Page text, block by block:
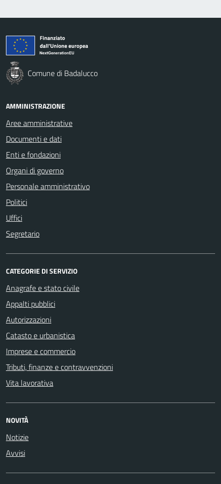
Comune di Badalucco
AMMINISTRAZIONE
Aree amministrative
Documenti e dati
Enti e fondazioni
Organi di governo
Personale amministrativo
Politici
Uffici
Segretario
CATEGORIE DI SERVIZIO
Anagrafe e stato civile
Appalti pubblici
Autorizzazioni
Catasto e urbanistica
Imprese e commercio
Tributi, finanze e contravvenzioni
Vita lavorativa
NOVITÀ
Notizie
Avvisi